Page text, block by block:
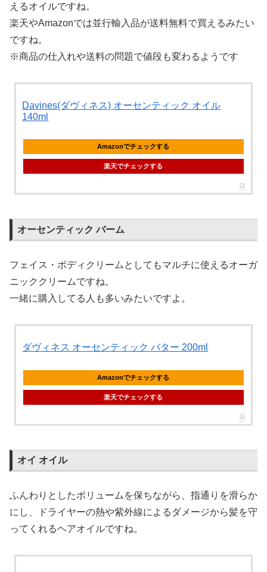
えるオイルですね。
楽天やAmazonでは並行輸入品が送料無料で買えるみたい
ですね。
※商品の仕入れや送料の問題で値段も変わるようです
Davines(ダヴィネス) オーセンティック オイル
140ml
Amazonでチェックする
楽天でチェックする
オーセンティック バーム
フェイス・ボディクリームとしてもマルチに使えるオーガ
ニッククリームですね。
一緒に購入してる人も多いみたいですよ。
ダヴィネス オーセンティック バター 200ml
Amazonでチェックする
楽天でチェックする
オイ オイル
ふんわりとしたボリュームを保ちながら、指通りを滑らか
にし、ドライヤーの熱や紫外線によるダメージから髪を守
ってくれるヘアオイルですね。